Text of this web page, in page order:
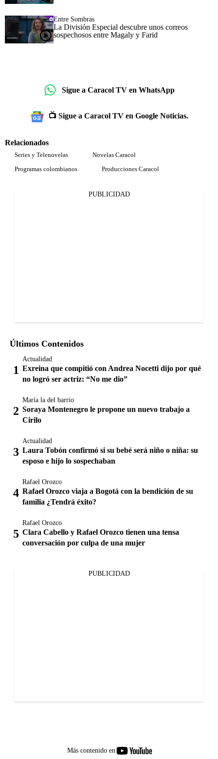
Entre Sombras
La División Especial descubre unos correos
sospechosos entre Magaly y Farid
Sigue a Caracol TV en WhatsApp
📺 Sigue a Caracol TV en Google Noticias.
Relacionados
Series y Telenovelas
Novelas Caracol
Programas colombianos
Producciones Caracol
PUBLICIDAD
Últimos Contenidos
Actualidad
Exreina que compitió con Andrea Nocetti dijo por qué
no logró ser actriz: “No me dio”
María la del barrio
Soraya Montenegro le propone un nuevo trabajo a
Cirilo
Actualidad
Laura Tobón confirmó si su bebé será niño o niña: su
esposo e hijo lo sospechaban
Rafael Orozco
Rafael Orozco viaja a Bogotá con la bendición de su
familia ¿Tendrá éxito?
Rafael Orozco
Clara Cabello y Rafael Orozco tienen una tensa
conversación por culpa de una mujer
PUBLICIDAD
Más contenido en
youtube-